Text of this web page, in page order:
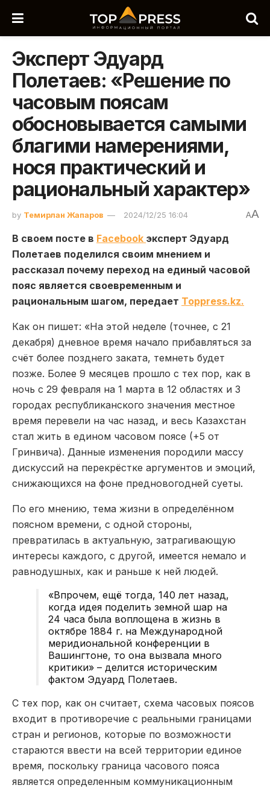
Эксперт Эдуард
Полетаев: «Решение по
часовым поясам
обосновывается самыми
благими намерениями,
нося практический и
рациональный характер»
by Темирлан Жапаров 2024/12/25 16:04 AA
В своем посте в Facebook эксперт Эдуард
Полетаев поделился своим мнением и
рассказал почему переход на единый часовой
пояс является своевременным и
рациональным шагом, передает Toppress.kz.
Как он пишет: «На этой неделе (точнее, с 21
декабря) дневное время начало прибавляться за
счёт более позднего заката, темнеть будет
позже. Более 9 месяцев прошло с тех пор, как в
ночь с 29 февраля на 1 марта в 12 областях и 3
городах республиканского значения местное
время перевели на час назад, и весь Казахстан
стал жить в едином часовом поясе (+5 от
Гринвича). Данные изменения породили массу
дискуссий на перекрёстке аргументов и эмоций,
снижающихся на фоне предновогодней суеты.
По его мнению, тема жизни в определённом
поясном времени, с одной стороны,
превратилась в актуальную, затрагивающую
интересы каждого, с другой, имеется немало и
равнодушных, как и раньше к ней людей.
«Впрочем, ещё тогда, 140 лет назад,
когда идея поделить земной шар на
24 часа была воплощена в жизнь в
октябре 1884 г. на Международной
меридиональной конференции в
Вашингтоне, то она вызвала много
критики» – делится историческим
фактом Эдуард Полетаев.
С тех пор, как он считает, схема часовых поясов
входит в противоречие с реальными границами
стран и регионов, которые по возможности
стараются ввести на всей территории единое
время, поскольку граница часового пояса
является определенным коммуникационным